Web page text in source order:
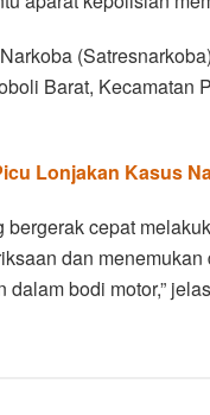
Barat, Kecamatan
Lonjakan Kasus
cepat
dan
bodi motor,”